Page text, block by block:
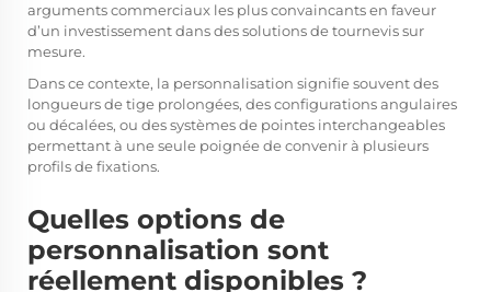
arguments commerciaux les plus convaincants en faveur
d’un investissement dans des solutions de tournevis sur
mesure.
Dans ce contexte, la personnalisation signifie souvent des
longueurs de tige prolongées, des configurations angulaires
ou décalées, ou des systèmes de pointes interchangeables
permettant à une seule poignée de convenir à plusieurs
profils de fixations.
Quelles options de
personnalisation sont
réellement disponibles ?